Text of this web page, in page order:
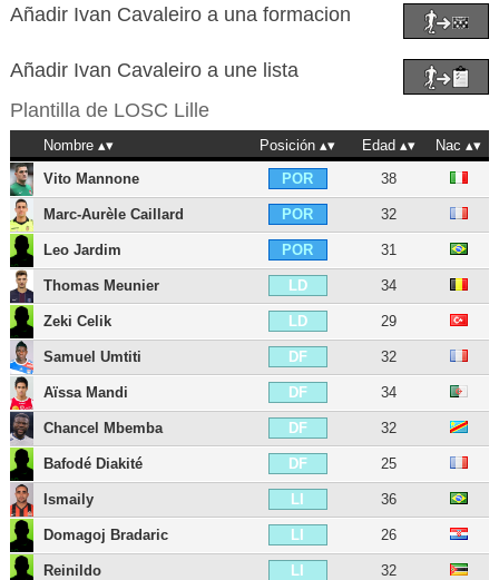
Añadir Ivan Cavaleiro a una formacion
Añadir Ivan Cavaleiro a une lista
Plantilla de LOSC Lille
Nombre Posición Edad
Nac
Vito Mannone
POR 38
Marc-Aurèle Caillard POR 32
Leo Jardim POR 31
Thomas Meunier LD 34
Zeki Celik LD 29
Samuel Umtiti DF 32
Aïssa Mandi DF 34
Chancel Mbemba DF 32
Bafodé Diakité DF 25
Ismaily LI 36
Domagoj Bradaric LI 26
Reinildo LI 32